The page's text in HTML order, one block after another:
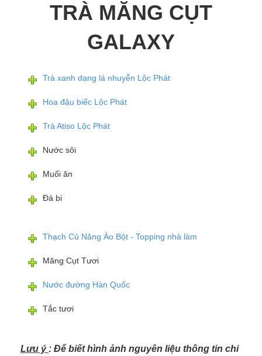
TRÀ MĂNG CỤT
GALAXY
Trà xanh dạng lá nhuyễn Lộc Phát
Hoa đậu biếc Lộc Phát
Trà Atiso Lộc Phát
Nước sôi
Muối ăn
Đá bi
Thạch Củ Năng Áo Bột - Topping nhà làm
Măng Cụt Tươi
Nước đường Hàn Quốc
Tắc tươi
Lưu ý : Để biết hình ảnh nguyên liệu thông tin chi